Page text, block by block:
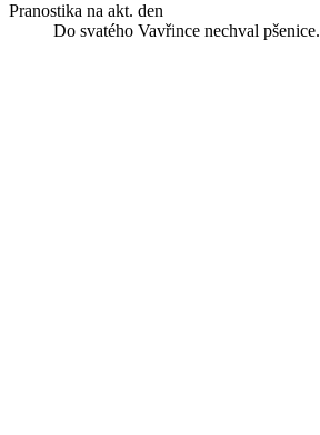
Pranostika na akt. den
Do svatého Vavřince nechval pšenice.